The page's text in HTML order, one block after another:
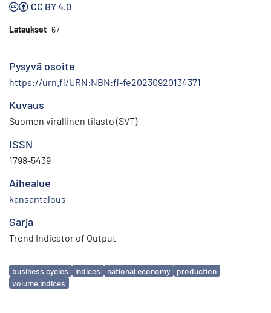
CC BY 4.0
Lataukset 67
Pysyvä osoite
https://urn.fi/URN:NBN:fi-fe20230920134371
Kuvaus
Suomen virallinen tilasto (SVT)
ISSN
1798-5439
Aihealue
kansantalous
Sarja
Trend Indicator of Output
Avainsanat
business cycles indices national economy
production
volume indices